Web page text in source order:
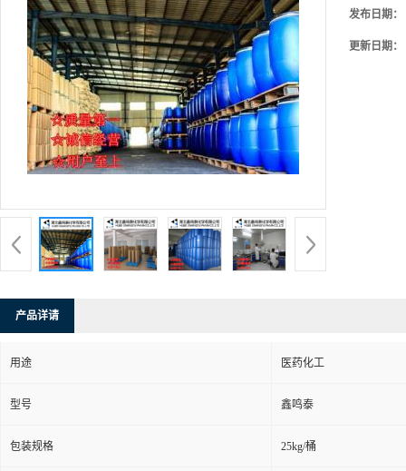
发布日期：
更新日期：
产品详请
用途 医药化工
型号 鑫鸣泰
包装规格 25kg/桶